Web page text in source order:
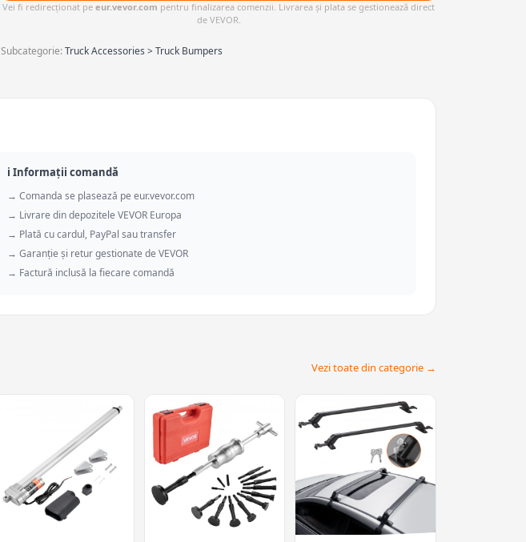
Vei fi redirecționat pe eur.vevor.com pentru finalizarea comenzii. Livrarea și plata se gestionează direct
de VEVOR.
Subcategorie:Truck Accessories > Truck Bumpers
ℹ️ Informații comandă
→ Comanda se plasează pe eur.vevor.com
→ Livrare din depozitele VEVOR Europa
→ Plată cu cardul, PayPal sau transfer
→ Garanție și retur gestionate de VEVOR
→ Factură inclusă la fiecare comandă
Vezi toate din categorie →